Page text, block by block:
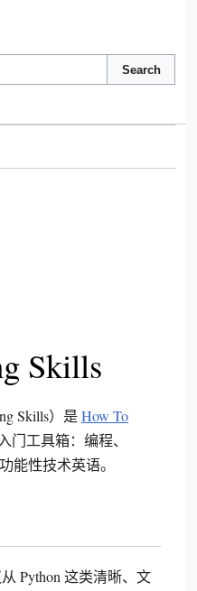
Search
Skills
Skills）是How To
门工具箱：编程、
能性技术英语。
Python 这类清晰、文